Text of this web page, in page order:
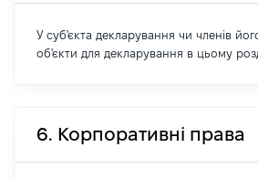
У суб'єкта декларування чи членів його
об'єкти для декларування в цьому
6. Корпоративні права